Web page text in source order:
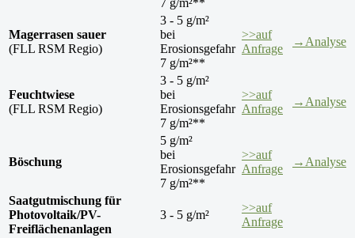
Magerrasen sauer
(FLL RSM Regio)
3 - 5 g/m²
bei
Erosionsgefahr
7 g/m²**
>>auf
Anfrage
→Analyse
Feuchtwiese
(FLL RSM Regio)
3 - 5 g/m²
bei
Erosionsgefahr
7 g/m²**
>>auf
Anfrage
→Analyse
Böschung
5 g/m²
bei
Erosionsgefahr
7 g/m²**
>>auf
Anfrage
→Analyse
Saatgutmischung für
Photovoltaik/PV-
Freiflächenanlagen
3 - 5 g/m²
>>auf
Anfrage